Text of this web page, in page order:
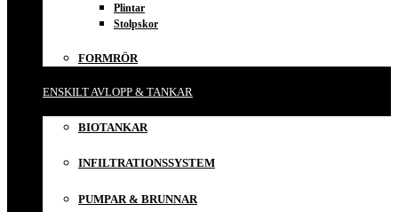
Plintar
Stolpskor
FORMRÖR
ENSKILT AVLOPP & TANKAR
BIOTANKAR
INFILTRATIONSSYSTEM
PUMPAR & BRUNNAR